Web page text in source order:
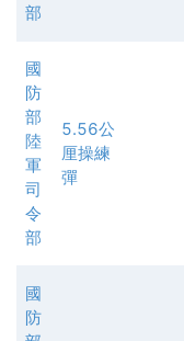
部
國
防
部
陸
軍
司
令
部
5.56公
厘操練
彈
國
防